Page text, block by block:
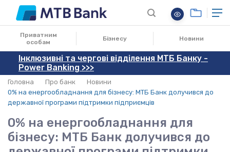
Приватним
особам
Бізнесу Новини
Інклюзивні та чергові відділення МТБ Банку -
Power Banking >>>
Головна Про банк
Новини
0% на енергообладнання для бізнесу: МТБ Банк долучився до
державної програми підтримки підприємців
0% на енергообладнання для
бізнесу: МТБ Банк долучився до
05.02.2026